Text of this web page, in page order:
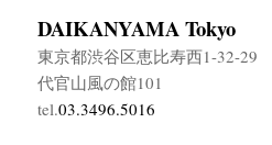
DAIKANYAMA Tokyo
東京都渋谷区恵比寿西1-32-29
代官山風の館101
tel.03.3496.5016